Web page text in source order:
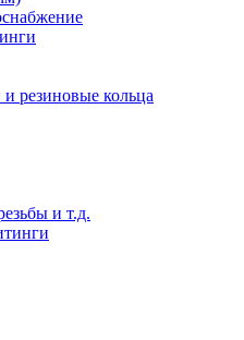
резиновые кольца
и т.д.